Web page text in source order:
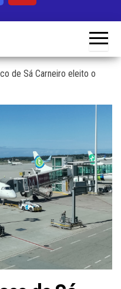
de Sá Carneiro eleito o